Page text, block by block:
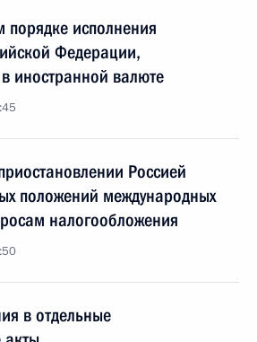
исполнения
Федерации,
иностранной валюте
Россией
положений международных
налогообложения
в отдельные